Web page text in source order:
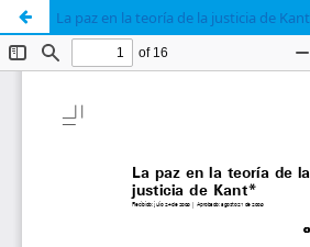
La paz en la teoría de la justicia de Kant